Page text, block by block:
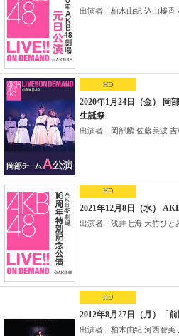
出演者：柏木由紀 込山榛香
HD
2020年1月24日（金） 岡
生誕祭
出演者：岡部麟 佐藤美波 吉
HD
2021年12月8日（水）
出演者：浅井七海 大竹ひと
HD
2012年8月27日（月）「
出演者：柏木由紀 河西智美